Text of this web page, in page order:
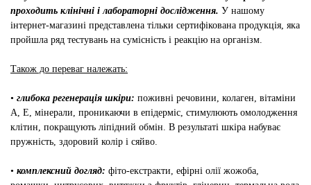
проходить клінічні і лабораторні дослідження. У нашому
інтернет-магазині представлена ​​тільки сертифікована продукція, яка
пройшла ряд тестувань на сумісність і реакцію на організм.
Також до переваг належать:
• глибока регенерація шкіри: поживні речовини, колаген, вітаміни
А, Е, мінерали, проникаючи в епідерміс, стимулюють омолодження
клітин, покращують ліпідний обмін. В результаті шкіра набуває
пружність, здоровий колір і сяйво.
• комплексний догляд: фіто-екстракти, ефірні олії жожоба,